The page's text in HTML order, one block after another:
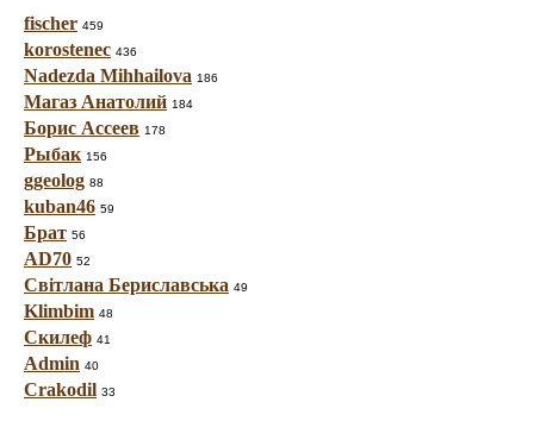
fischer 459
korostenec 436
Nadezda Mihhailova 186
Магаз Анатолий 184
Борис Ассеев 178
Рыбак 156
ggeolog 88
kuban46 59
Брат 56
AD70 52
Світлана Бериславська 49
Klimbim 48
Скилеф 41
Admin 40
Crakodil 33